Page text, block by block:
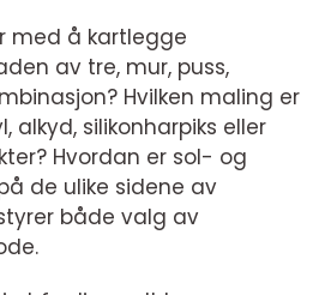
med å kartlegge
av tre, mur, puss,
Hvilken maling er
alkyd, silikonharpiks eller
Hvordan er sol- og
de ulike sidene av
både valg av